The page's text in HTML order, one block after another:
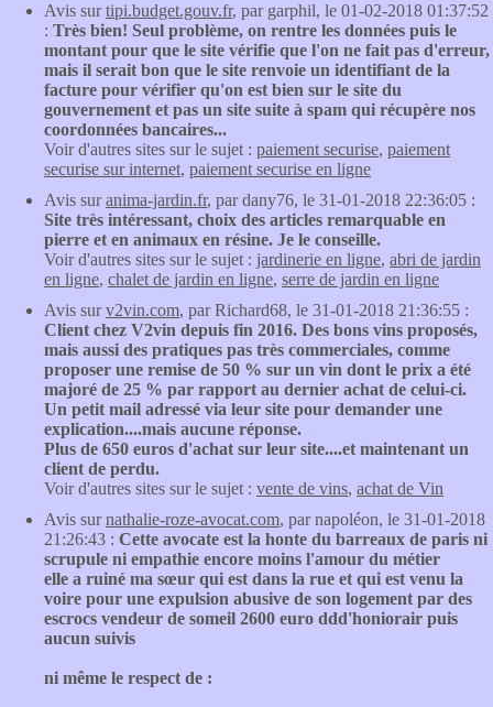
Avis surtipi.budget.gouv.fr, par garphil, le 01-02-2018 01:37:52
: Très bien! Seul problème, on rentre les données puis le
montant pour que le site vérifie que l'on ne fait pas d'erreur,
mais il serait bon que le site renvoie un identifiant de la
facture pour vérifier qu'on est bien sur le site du
gouvernement et pas un site suite à spam qui récupère nos
coordonnées bancaires...
Voir d'autres sites sur le sujet : paiement securise, paiement
securise sur internet, paiement securise en ligne
Avis suranima-jardin.fr, par dany76, le 31-01-2018 22:36:05 :
Site très intéressant, choix des articles remarquable en
pierre et en animaux en résine. Je le conseille.
Voir d'autres sites sur le sujet : jardinerie en ligne, abri de jardin
en ligne, chalet de jardin en ligne, serre de jardin en ligne
Avis surv2vin.com, par Richard68, le 31-01-2018 21:36:55 :
Client chez V2vin depuis fin 2016. Des bons vins proposés,
mais aussi des pratiques pas très commerciales, comme
proposer une remise de 50 % sur un vin dont le prix a été
majoré de 25 % par rapport au dernier achat de celui-ci.
Un petit mail adressé via leur site pour demander une
explication....mais aucune réponse.
Plus de 650 euros d'achat sur leur site....et maintenant un
client de perdu.
Voir d'autres sites sur le sujet : vente de vins, achat de Vin
Avis surnathalie-roze-avocat.com, par napoléon, le 31-01-2018
21:26:43 : Cette avocate est la honte du barreaux de paris ni
scrupule ni empathie encore moins l'amour du métier
elle a ruiné ma sœur qui est dans la rue et qui est venu la
voire pour une expulsion abusive de son logement par des
escrocs vendeur de someil 2600 euro ddd'honiorair puis
aucun suivis
ni même le respect de :